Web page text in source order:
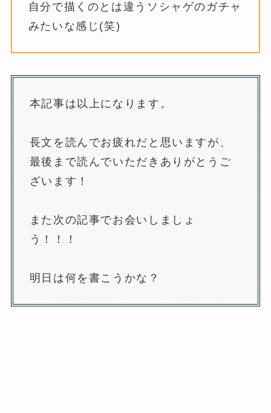
自分で描くのとは違うソシャゲのガチャ
みたいな感じ(笑)
本記事は以上になります。
長文を読んでお疲れだと思いますが、
最後まで読んでいただきありがとうご
ざいます！
また次の記事でお会いしましょ
う！！！
明日は何を書こうかな？